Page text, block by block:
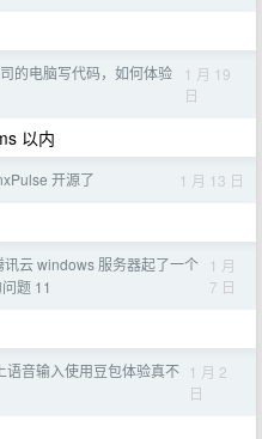
的电脑写代码，如何体验
1 月 19
日
以内
开源了 1 月 13 日
讯云 windows 服务器起了一个
题 11
1 月
7 日
语音输入使用豆包体验真不 1 月 2
日